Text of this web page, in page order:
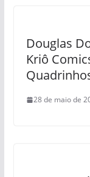
Douglas
Kriô
28 de maio de